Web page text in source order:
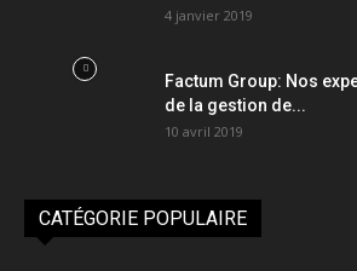
4 janvier 2019
Factum Group: Nos
de la gestion de...
10 avril 2019
CATÉGORIE POPULAIRE